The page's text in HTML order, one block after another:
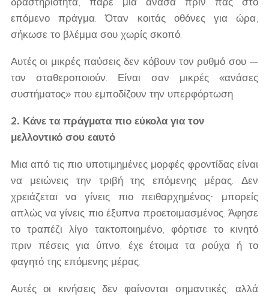
επόμενο πράγμα. Όταν κοιτάς οθόνες για ώρα,
σήκωσε το βλέμμα σου χωρίς σκοπό.
Αυτές οι μικρές παύσεις δεν κόβουν τον ρυθμό σου —
τον σταθεροποιούν. Είναι σαν μικρές «ανάσες
συστήματος» που εμποδίζουν την υπερφόρτωση.
2. Κάνε τα πράγματα πιο εύκολα για τον
μελλοντικό σου εαυτό
Μια από τις πιο υποτιμημένες μορφές φροντίδας είναι
να μειώνεις την τριβή της επόμενης μέρας. Δεν
χρειάζεται να γίνεις πιο πειθαρχημένος· μπορείς
απλώς να γίνεις πιο έξυπνα προετοιμασμένος. Άφησε
το τραπέζι λίγο τακτοποιημένο, φόρτισε το κινητό
πριν πέσεις για ύπνο, έχε έτοιμα τα ρούχα ή το
φαγητό της επόμενης μέρας.
Αυτές οι κινήσεις δεν φαίνονται σημαντικές, αλλά